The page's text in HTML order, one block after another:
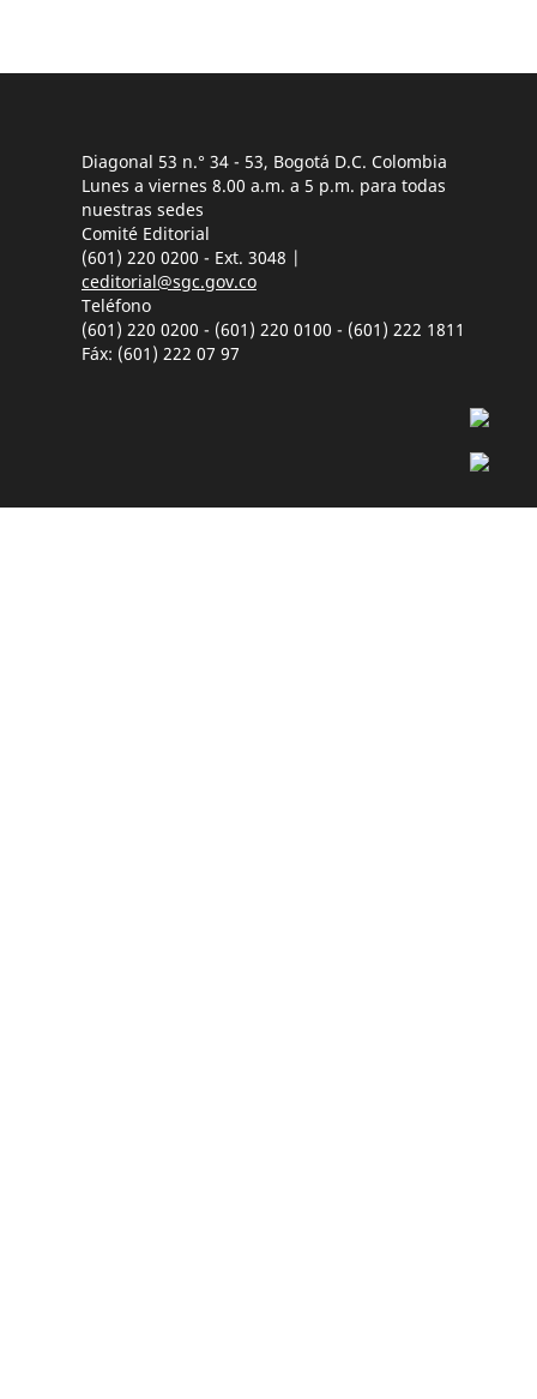
Diagonal 53 n.° 34 - 53, Bogotá D.C. Colombia
Lunes a viernes 8.00 a.m. a 5 p.m. para todas
nuestras sedes
Comité Editorial
(601) 220 0200 - Ext. 3048 |
ceditorial@sgc.gov.co
Teléfono
(601) 220 0200 - (601) 220 0100 - (601) 222 1811
Fáx: (601) 222 07 97